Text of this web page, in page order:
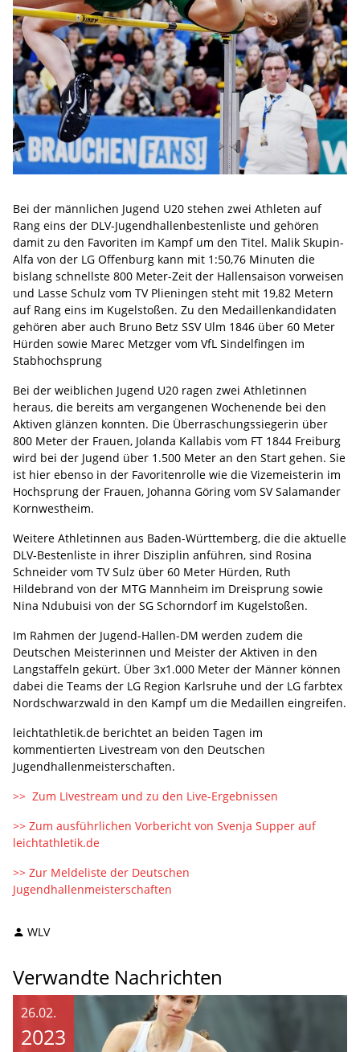
Bei der männlichen Jugend U20 stehen zwei Athleten auf
Rang eins der DLV-Jugendhallenbestenliste und gehören
damit zu den Favoriten im Kampf um den Titel. Malik Skupin-
Alfa von der LG Offenburg kann mit 1:50,76 Minuten die
bislang schnellste 800 Meter-Zeit der Hallensaison vorweisen
und Lasse Schulz vom TV Plieningen steht mit 19,82 Metern
auf Rang eins im Kugelstoßen. Zu den Medaillenkandidaten
gehören aber auch Bruno Betz SSV Ulm 1846 über 60 Meter
Hürden sowie Marec Metzger vom VfL Sindelfingen im
Stabhochsprung
Bei der weiblichen Jugend U20 ragen zwei Athletinnen
heraus, die bereits am vergangenen Wochenende bei den
Aktiven glänzen konnten. Die Überraschungssiegerin über
800 Meter der Frauen, Jolanda Kallabis vom FT 1844 Freiburg
wird bei der Jugend über 1.500 Meter an den Start gehen. Sie
ist hier ebenso in der Favoritenrolle wie die Vizemeisterin im
Hochsprung der Frauen, Johanna Göring vom SV Salamander
Kornwestheim.
Weitere Athletinnen aus Baden-Württemberg, die die aktuelle
DLV-Bestenliste in ihrer Disziplin anführen, sind Rosina
Schneider vom TV Sulz über 60 Meter Hürden, Ruth
Hildebrand von der MTG Mannheim im Dreisprung sowie
Nina Ndubuisi von der SG Schorndorf im Kugelstoßen.
Im Rahmen der Jugend-Hallen-DM werden zudem die
Deutschen Meisterinnen und Meister der Aktiven in den
Langstaffeln gekürt. Über 3x1.000 Meter der Männer können
dabei die Teams der LG Region Karlsruhe und der LG farbtex
Nordschwarzwald in den Kampf um die Medaillen eingreifen.
leichtathletik.de berichtet an beiden Tagen im
kommentierten Livestream von den Deutschen
Jugendhallenmeisterschaften.
>> Zum LIvestream und zu den Live-Ergebnissen
>> Zum ausführlichen Vorbericht von Svenja Supper auf
leichtathletik.de
>> Zur Meldeliste der Deutschen
Jugendhallenmeisterschaften
WLV
Verwandte Nachrichten
26.02.
2023